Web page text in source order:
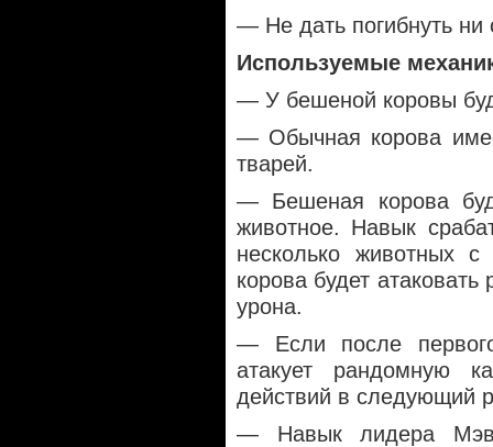
— Не дать погибнуть ни
Используемые
— У бешеной коровы
— Обычная корова
тварей.
— Бешеная корова
животное. Навык
несколько животных
корова будет
урона.
— Если после
атакует рандомную
действий в следующий
— Навык лидера